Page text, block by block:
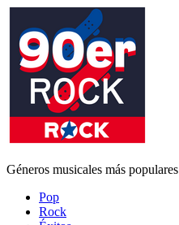
Géneros musicales más populares
Pop
Rock